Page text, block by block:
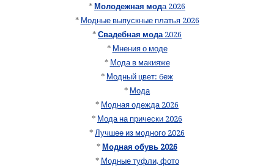
* Молодежная мода 2026
* Модные выпускные платья 2026
* Свадебная мода 2026
* Мнения о моде
* Мода в макияже
* Модный цвет: беж
* Мода
* Модная одежда 2026
* Мода на прически 2026
* Лучшее из модного 2026
* Модная обувь 2026
* Модные туфли, фото